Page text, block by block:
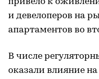
и девелоперов на
апартаментов во
В числе
оказали влияние